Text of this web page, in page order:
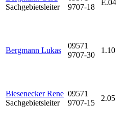
Sachgebietsleiter
9707-18
E.04
Bergmann Lukas
09571
9707-30
1.10
Biesenecker Rene
Sachgebietsleiter
09571
9707-15
2.05